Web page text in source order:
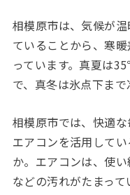
相模原市は、気候が
ていることから、寒
っています。真夏は
で、真冬は氷点下まで
相模原市では、快適
エアコンを活用して
か。エアコンは、使
などの汚れがたまっ